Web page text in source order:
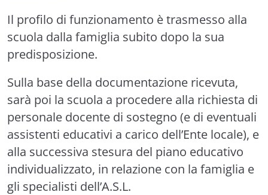
Il profilo di funzionamento è trasmesso alla
scuola dalla famiglia subito dopo la sua
predisposizione.
Sulla base della documentazione ricevuta,
sarà poi la scuola a procedere alla richiesta di
personale docente di sostegno (e di eventuali
assistenti educativi a carico dell’Ente locale), e
alla successiva stesura del piano educativo
individualizzato, in relazione con la famiglia e
gli specialisti dell’A.S.L.